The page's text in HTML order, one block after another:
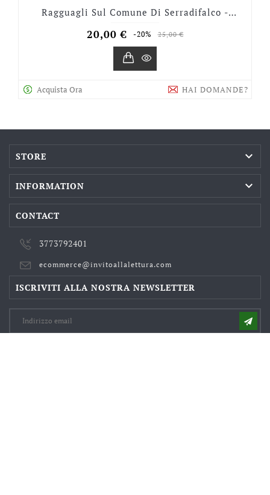
Ragguagli Sul Comune Di Serradifalco -
20,00 €
Prezzo
base
-20% 25,00 €
Acquista Ora HAI DOMANDE?
STORE 
INFORMATION 
CONTACT
3773792401
ecommerce@invitoallalettura.com
ISCRIVITI ALLA NOSTRA NEWSLETTER